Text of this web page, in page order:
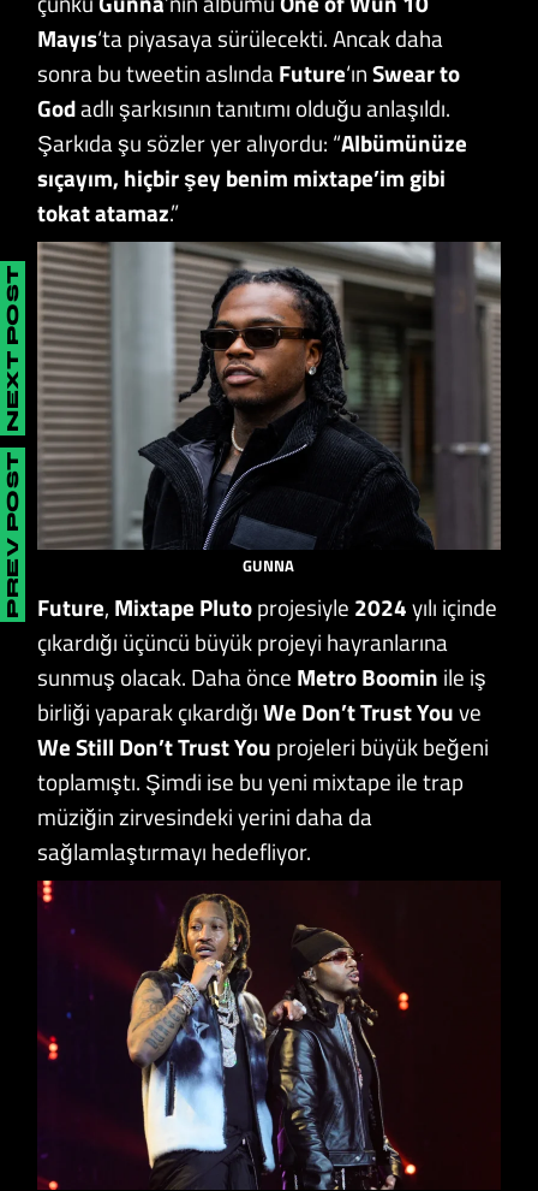
Mayıs‘ta piyasaya sürülecekti. Ancak daha
sonra bu tweetin aslındaFuture‘ınSwear to
Godadlı şarkısının tanıtımı olduğu anlaşıldı.
Şarkıda şu sözler yer alıyordu: “Albümünüze
sıçayım, hiçbir şey benim mixtape’im gibi
tokat atamaz.”
GUNNA
Future, Mixtape Plutoprojesiyle 2024yılı içinde
çıkardığı üçüncü büyük projeyi hayranlarına
sunmuş olacak. Daha önce Metro Boomin ile iş
birliği yaparak çıkardığıWe Don’t Trust Youve
We Still Don’t Trust You projeleri büyük beğeni
toplamıştı. Şimdi ise bu yeni mixtape ile trap
müziğin zirvesindeki yerini daha da
sağlamlaştırmayı hedefliyor.
PREV POST
NEXT POST